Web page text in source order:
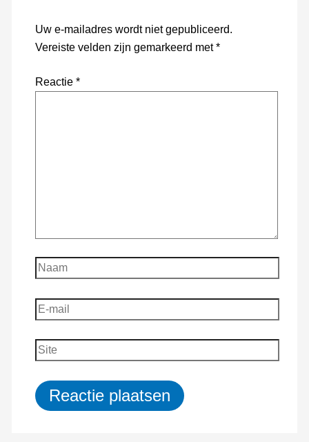
Uw e-mailadres wordt niet gepubliceerd.
Vereiste velden zijn gemarkeerd met*
Reactie *
Naam
E-
mail
Site